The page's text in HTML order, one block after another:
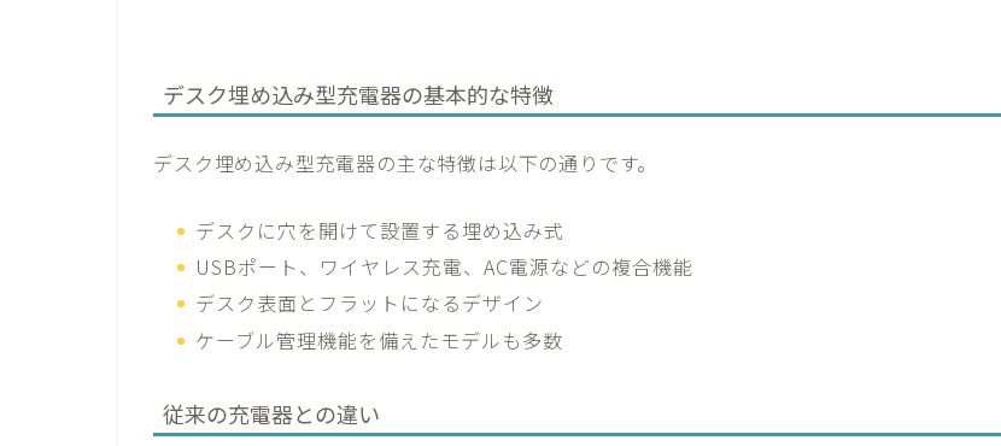
デスク埋め込み型充電器の基本的な特徴
デスク埋め込み型充電器の主な特徴は以下の通りです。
デスクに穴を開けて設置する埋め込み式
USBポート、ワイヤレス充電、AC電源などの複合機能
デスク表面とフラットになるデザイン
ケーブル管理機能を備えたモデルも多数
従来の充電器との違い